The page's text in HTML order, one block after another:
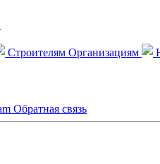
Строителям Организациям
Обратная связь